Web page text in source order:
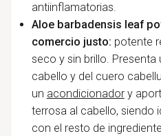
antiinflamatorias.
Aloe barbadensis leaf
comercio justo: potente
seco y sin brillo.
cabello y del cuero
un acondicionadory
terrosa al cabello, siendo
con el resto de